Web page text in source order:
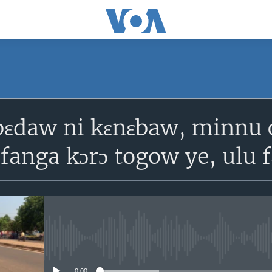
ni kɛnɛbaw,
kɔrɔ togow ye, ulu